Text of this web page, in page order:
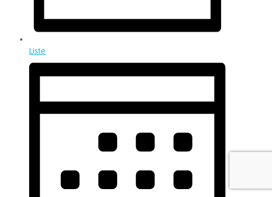
Liste